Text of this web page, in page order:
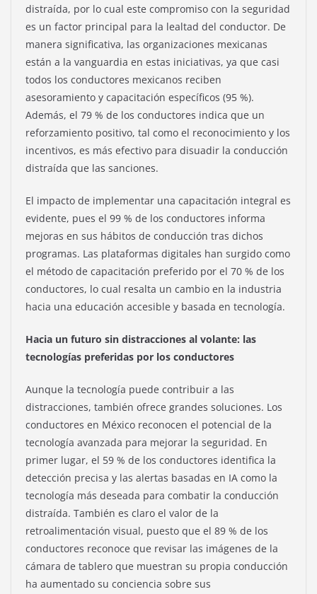
distraída, por lo cual este compromiso con la seguridad
es un factor principal para la lealtad del conductor. De
manera significativa, las organizaciones mexicanas
están a la vanguardia en estas iniciativas, ya que casi
todos los conductores mexicanos reciben
asesoramiento y capacitación específicos (95 %).
Además, el 79 % de los conductores indica que un
reforzamiento positivo, tal como el reconocimiento y los
incentivos, es más efectivo para disuadir la conducción
distraída que las sanciones.
El impacto de implementar una capacitación integral es
evidente, pues el 99 % de los conductores informa
mejoras en sus hábitos de conducción tras dichos
programas. Las plataformas digitales han surgido como
el método de capacitación preferido por el 70 % de los
conductores, lo cual resalta un cambio en la industria
hacia una educación accesible y basada en tecnología.
Hacia un futuro sin distracciones al volante: las
tecnologías preferidas por los conductores
Aunque la tecnología puede contribuir a las
distracciones, también ofrece grandes soluciones. Los
conductores en México reconocen el potencial de la
tecnología avanzada para mejorar la seguridad. En
primer lugar, el 59 % de los conductores identifica la
detección precisa y las alertas basadas en IA como la
tecnología más deseada para combatir la conducción
distraída. También es claro el valor de la
retroalimentación visual, puesto que el 89 % de los
conductores reconoce que revisar las imágenes de la
cámara de tablero que muestran su propia conducción
ha aumentado su conciencia sobre sus